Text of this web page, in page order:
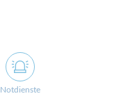
Notdienste